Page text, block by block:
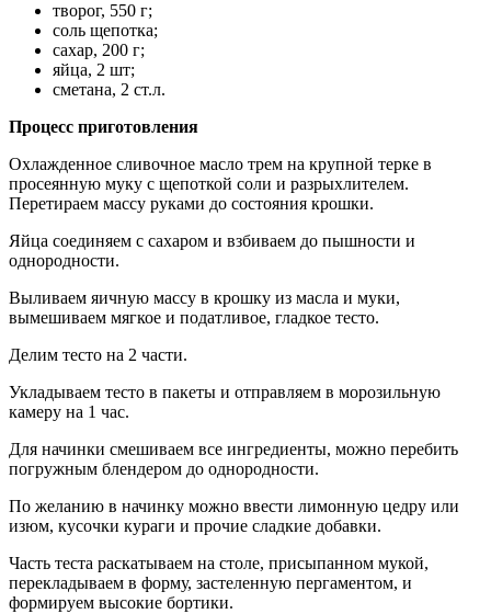
творог, 550 г;
соль щепотка;
сахар, 200 г;
яйца, 2 шт;
сметана, 2 ст.л.
Процесс приготовления
Охлажденное сливочное масло трем на крупной терке в
просеянную муку с щепоткой соли и разрыхлителем.
Перетираем массу руками до состояния крошки.
Яйца соединяем с сахаром и взбиваем до пышности и
однородности.
Выливаем яичную массу в крошку из масла и муки,
вымешиваем мягкое и податливое, гладкое тесто.
Делим тесто на 2 части.
Укладываем тесто в пакеты и отправляем в морозильную
камеру на 1 час.
Для начинки смешиваем все ингредиенты, можно перебить
погружным блендером до однородности.
По желанию в начинку можно ввести лимонную цедру или
изюм, кусочки кураги и прочие сладкие добавки.
Часть теста раскатываем на столе, присыпанном мукой,
перекладываем в форму, застеленную пергаментом, и
формируем высокие бортики.